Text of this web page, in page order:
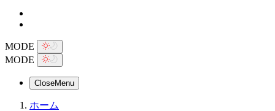
MODE
MODE
CloseMenu
ホーム